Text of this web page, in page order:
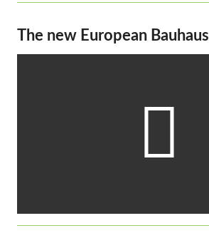
The new European Bauhaus
